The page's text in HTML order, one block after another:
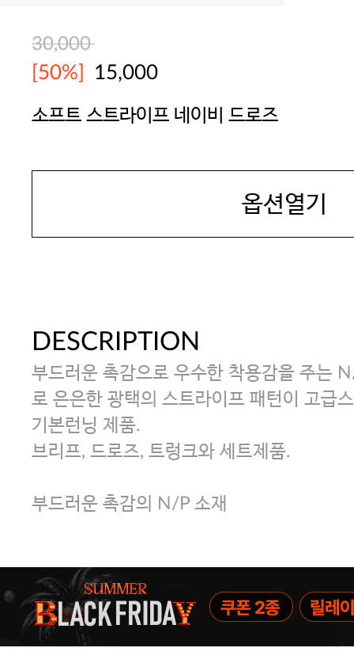
30,000
[50%] 15,000
소프트 스트라이프 네이비 드로즈
옵션열기
DESCRIPTION
부드러운 촉감으로 우수한 착용감을 주는
로 은은한 광택의 스트라이프 패턴이 고급
기본런닝 제품.
브리프, 드로즈, 트렁크와 세트제품.
부드러운 촉감의 N/P 소재